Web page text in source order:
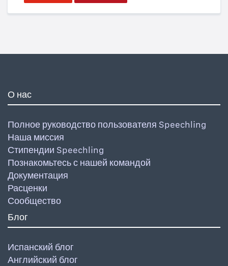
О нас
Полное руководство пользователя Speechling
Наша миссия
Стипендии Speechling
Познакомьтесь с нашей командой
Документация
Расценки
Сообщество
Блог
Испанский блог
Английский блог